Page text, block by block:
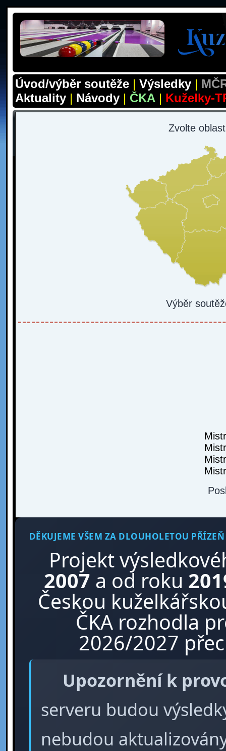
Úvod/výběr soutěže| Výsledky|
Aktuality| Návody | ČKA| Kuželky-
Zvolte
Výběr
DĚKUJEME VŠEM ZA DLOUHOLETOU PŘÍZEŇ
Projekt
2007 a od roku
Českou
ČKA rozhodla
2026/2027
Upozornění k
serveru budou
nebudou